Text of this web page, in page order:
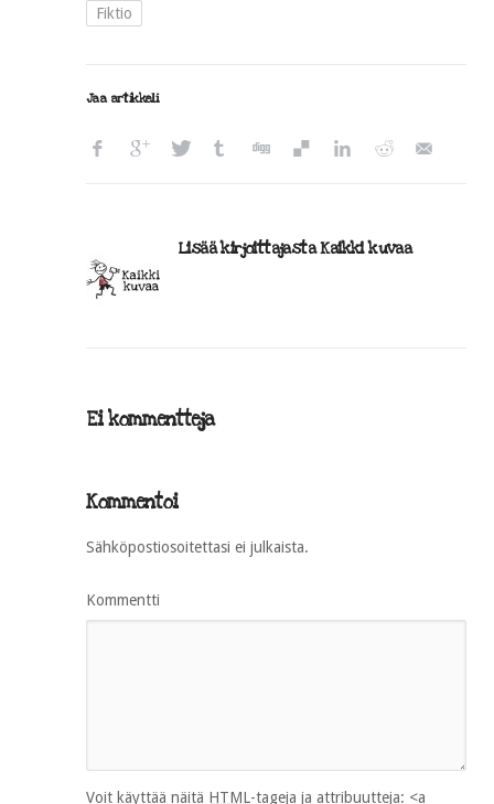
Fiktio
Jaa artikkeli
Lisää kirjoittajasta Kaikki kuvaa
Ei kommentteja
Kommentoi
Sähköpostiosoitettasi ei julkaista.
Kommentti
Voit käyttää näitä HTML-tageja ja attribuutteja: <a